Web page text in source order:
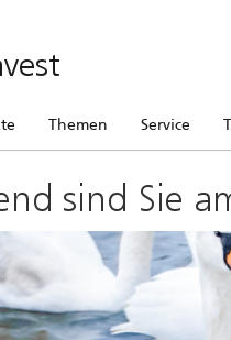
Themen Service
sind Sie